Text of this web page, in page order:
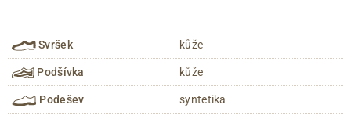
Svršek kůže
Podšívka kůže
Podešev syntetika